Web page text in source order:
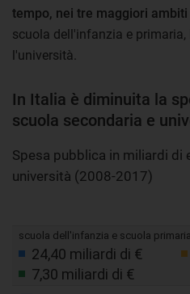
tempo, nei tre maggiori
scuola dell'infanzia e
l'università.
In Italia è diminuita la
scuola secondaria e
Spesa pubblica in miliardi di
università (2008-2017)